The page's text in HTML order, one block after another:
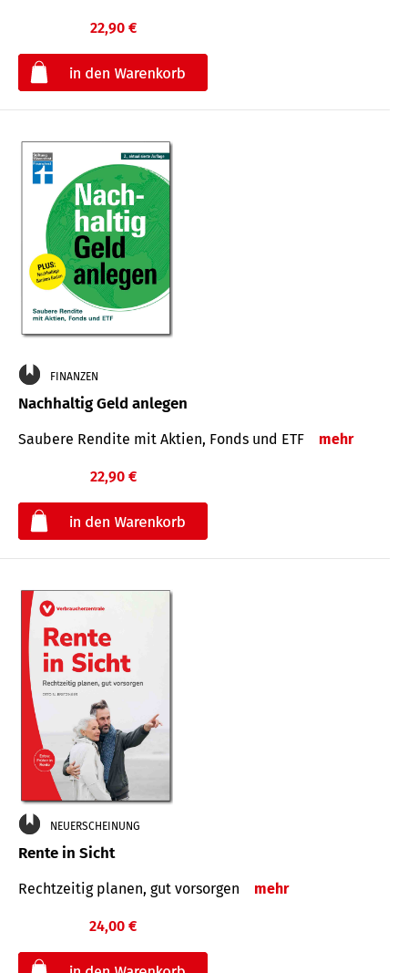
22,90 €
FINANZEN
Nachhaltig Geld anlegen
Saubere Rendite mit Aktien, Fonds und ETF mehr
22,90 €
NEUERSCHEINUNG
Rente in Sicht
Rechtzeitig planen, gut vorsorgen mehr
24,00 €